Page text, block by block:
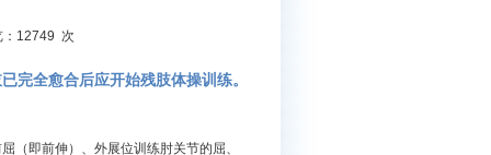
12749 次
完全愈合后应开始残肢体操训练。
（即前伸）、外展位训练肘关节的屈、